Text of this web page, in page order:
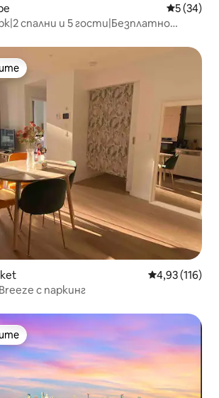
Средна
5 (34)
спални и 5 гости|Безплатно
Средна
4,93 (116)
с паркинг